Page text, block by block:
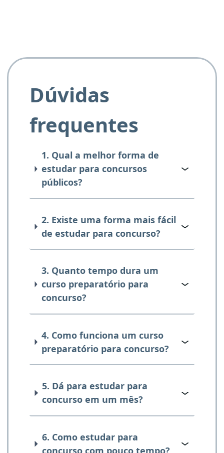
Dúvidas
frequentes
1. Qual a melhor forma de
estudar para concursos
públicos?
2. Existe uma forma mais fácil
de estudar para concurso?
3. Quanto tempo dura um
curso preparatório para
concurso?
4. Como funciona um curso
preparatório para concurso?
5. Dá para estudar para
concurso em um mês?
6. Como estudar para
concurso com pouco tempo?